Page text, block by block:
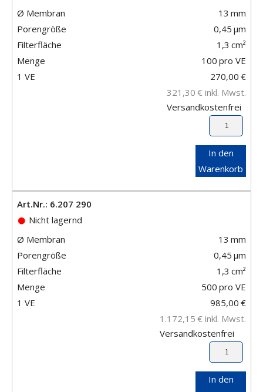
Ø Membran
13 mm
Porengröße
0,45 μm
Filterfläche
1,3 cm²
Menge
100 pro VE
1 VE
270,00 €
321,30 € inkl. Mwst.
Versandkostenfrei
In den
Warenkorb
Art.Nr.: 6.207 290
Nicht lagernd
Ø Membran
13 mm
Porengröße
0,45 μm
Filterfläche
1,3 cm²
Menge
500 pro VE
1 VE
985,00 €
1.172,15 € inkl. Mwst.
Versandkostenfrei
In den